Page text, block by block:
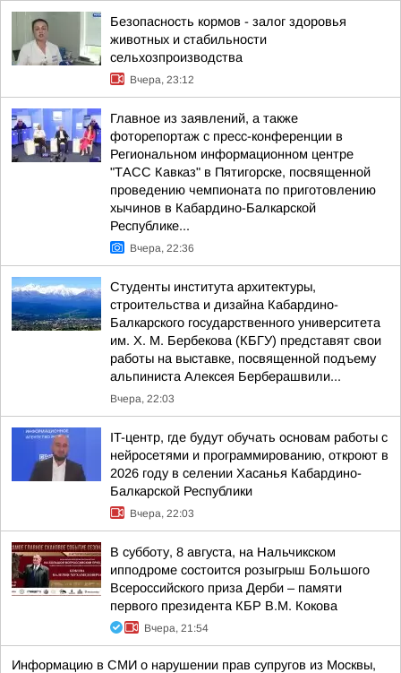
Безопасность кормов - залог здоровья
животных и стабильности
сельхозпроизводства
Вчера, 23:12
Главное из заявлений, а также
фоторепортаж с пресс-конференции в
Региональном информационном центре
"ТАСС Кавказ" в Пятигорске, посвященной
проведению чемпионата по приготовлению
хычинов в Кабардино-Балкарской
Республике...
Вчера, 22:36
Студенты института архитектуры,
строительства и дизайна Кабардино-
Балкарского государственного университета
им. Х. М. Бербекова (КБГУ) представят свои
работы на выставке, посвященной подъему
альпиниста Алексея Берберашвили...
Вчера, 22:03
IT-центр, где будут обучать основам работы с
нейросетями и программированию, откроют в
2026 году в селении Хасанья Кабардино-
Балкарской Республики
Вчера, 22:03
В субботу, 8 августа, на Нальчикском
ипподроме состоится розыгрыш Большого
Всероссийского приза Дерби – памяти
первого президента КБР В.М. Кокова
Вчера, 21:54
Информацию в СМИ о нарушении прав супругов из Москвы,